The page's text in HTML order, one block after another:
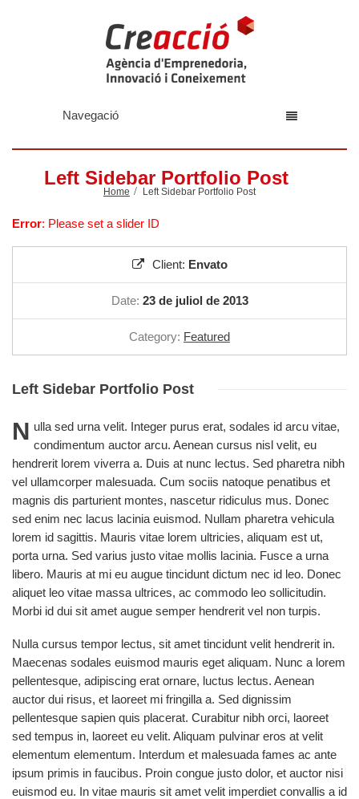
Navegació
Left Sidebar Portfolio Post
Home Left Sidebar Portfolio Post
Error: Please set a slider ID
Client: Envato
Date: 23 de juliol de 2013
Category: Featured
Left Sidebar Portfolio Post
N ulla sed urna velit. Integer purus erat, sodales id arcu vitae,
condimentum auctor arcu. Aenean cursus nisl velit, eu
hendrerit lorem viverra a. Duis at nunc lectus. Sed pharetra nibh
vel ullamcorper malesuada. Cum sociis natoque penatibus et
magnis dis parturient montes, nascetur ridiculus mus. Donec
sed enim nec lacus lacinia euismod. Nullam pharetra vehicula
lorem id sagittis. Mauris vitae lorem ultricies, aliquam est ut,
porta urna. Sed varius justo vitae mollis lacinia. Fusce a urna
libero. Mauris at mi eu augue tincidunt dictum nec id leo. Donec
aliquet leo vitae massa ultrices, ac commodo leo sollicitudin.
Morbi id dui sit amet augue semper hendrerit vel non turpis.
Nulla cursus tempor lectus, sit amet tincidunt velit hendrerit in.
Maecenas sodales euismod mauris eget aliquam. Nunc a lorem
pellentesque, adipiscing erat ornare, luctus lectus. Aenean
auctor dui risus, et laoreet mi fringilla a. Sed dignissim
pellentesque sapien quis placerat. Curabitur nibh orci, laoreet
sed tempus in, laoreet eu velit. Aliquam pulvinar eros at velit
elementum elementum. Interdum et malesuada fames ac ante
ipsum primis in faucibus. Proin congue justo dolor, et auctor nisi
euismod eu. In vitae mauris sit amet velit imperdiet convallis a id